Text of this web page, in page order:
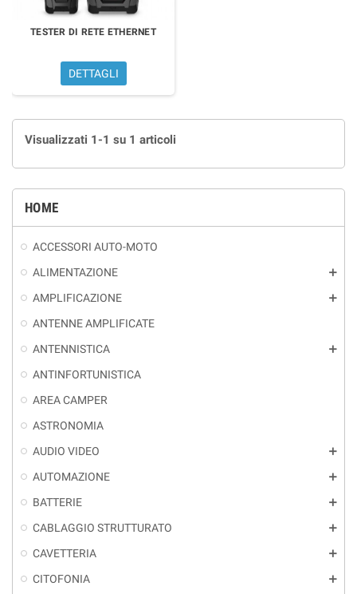
HOME
ACCESSORI AUTO-MOTO
ALIMENTAZIONE
add
AMPLIFICAZIONE add
ANTENNE AMPLIFICATE
ANTENNISTICA
add
ANTINFORTUNISTICA
AREA CAMPER
ASTRONOMIA
AUDIO VIDEO
add
AUTOMAZIONE add
BATTERIE add
CABLAGGIO STRUTTURATO add
CAVETTERIA add
CITOFONIA add
TESTER DI RETE ETHERNET
DETTAGLI
Visualizzati 1-1 su 1 articoli